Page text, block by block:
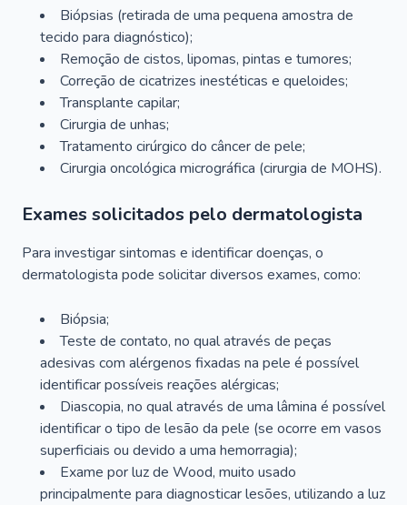
Biópsias (retirada de uma pequena amostra de
tecido para diagnóstico);
Remoção de cistos, lipomas, pintas e tumores;
Correção de cicatrizes inestéticas e queloides;
Transplante capilar;
Cirurgia de unhas;
Tratamento cirúrgico do câncer de pele;
Cirurgia oncológica micrográfica (cirurgia de MOHS).
Exames solicitados pelo dermatologista
Para investigar sintomas e identificar doenças, o
dermatologista pode solicitar diversos exames, como:
Biópsia;
Teste de contato, no qual através de peças
adesivas com alérgenos fixadas na pele é possível
identificar possíveis reações alérgicas;
Diascopia, no qual através de uma lâmina é possível
identificar o tipo de lesão da pele (se ocorre em vasos
superficiais ou devido a uma hemorragia);
Exame por luz de Wood, muito usado
principalmente para diagnosticar lesões, utilizando a luz